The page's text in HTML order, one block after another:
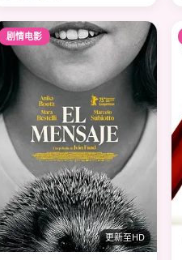
剧情电影
更新至HD